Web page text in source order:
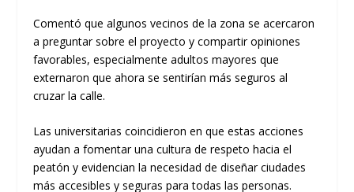
Comentó que algunos vecinos de la zona se acercaron
a preguntar sobre el proyecto y compartir opiniones
favorables, especialmente adultos mayores que
externaron que ahora se sentirían más seguros al
cruzar la calle.
Las universitarias coincidieron en que estas acciones
ayudan a fomentar una cultura de respeto hacia el
peatón y evidencian la necesidad de diseñar ciudades
más accesibles y seguras para todas las personas.